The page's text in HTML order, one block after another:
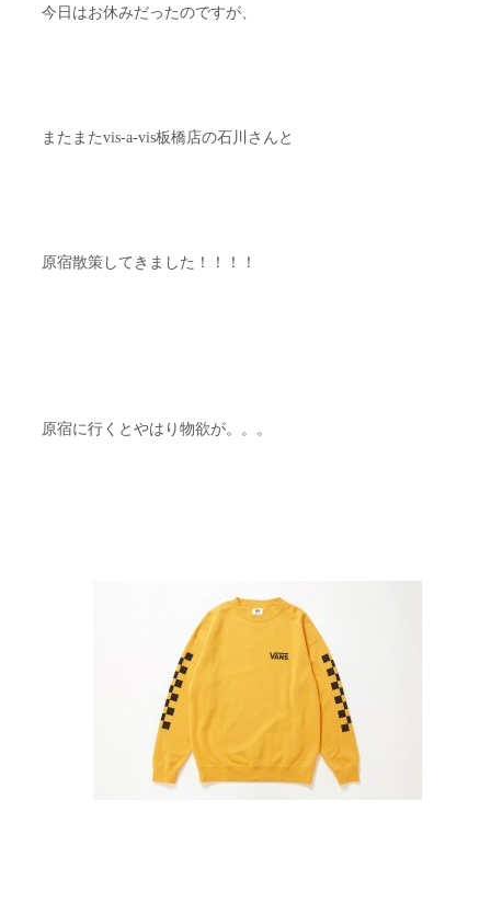
今日はお休みだったのですが、
またまたvis-a-vis板橋店の石川さんと
原宿散策してきました！！！！
原宿に行くとやはり物欲が。。。